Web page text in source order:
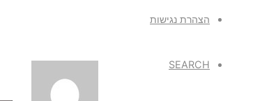
הצהרת נגישות
SEARCH